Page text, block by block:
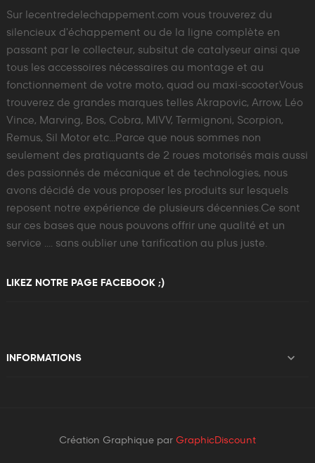
Sur lecentredelechappement.com vous trouverez du
silencieux d'échappement ou de la ligne complète en
passant par le collecteur, subsitut de catalyseur ainsi que
tous les accessoires nécessaires au montage et au
fonctionnement de votre moto, quad ou maxi-scooter.Vous
trouverez de grandes marques telles Akrapovic, Arrow, Léo
Vince, Marving, Bos, Cobra, MIVV, Termignoni, Scorpion,
Remus, Sil Motor etc...Parce que nous sommes non
seulement des pratiquants de 2 roues motorisés mais aussi
des passionnés de mécanique et de technologies, nous
avons décidé de vous proposer les produits sur lesquels
reposent notre expérience de plusieurs décennies.Ce sont
sur ces bases que nous pouvons offrir une qualité et un
service .... sans oublier une tarification au plus juste.
LIKEZ NOTRE PAGE FACEBOOK ;)
INFORMATIONS 
Création Graphique par GraphicDiscount